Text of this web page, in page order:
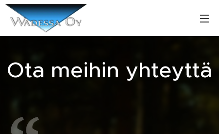
Ota meihin yhteyttä